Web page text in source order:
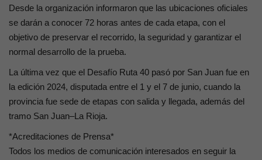
Desde la organización informaron que las ubicaciones oficiales
se darán a conocer 72 horas antes de cada etapa, con el
objetivo de preservar el recorrido, la seguridad y garantizar el
normal desarrollo de la prueba.
La última vez que el Desafío Ruta 40 pasó por San Juan fue en
la edición 2024, disputada entre el 1 y el 7 de junio, cuando la
provincia fue sede de etapas con salida y llegada, además del
tramo San Juan–La Rioja.
*Acreditaciones de Prensa*
Todos los medios de comunicación interesados en seguir la